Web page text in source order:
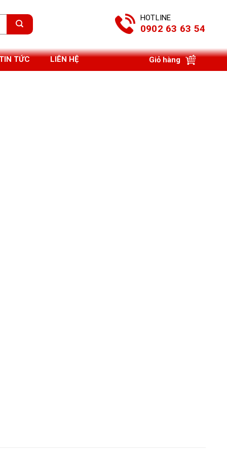
HOTLINE
0902 63 63 54
TỨC LIÊN HỆ Giỏ hàng